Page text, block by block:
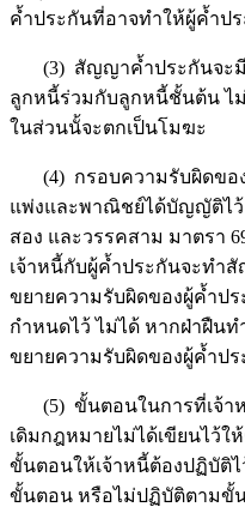
ค้ำประกันที่อาจทำให้ผู้ค้ำป
(3) สัญญาค้ำประกันจะมี
ลูกหนี้ร่วมกับลูกหนี้ชั้นต้น ไ
ในส่วนนั้จะตกเป็นโมฆะ
(4) กรอบความรับผิดขอ
แพ่งและพาณิชย์ได้บัญญัติไว้
สอง และวรรคสาม มาตรา
เจ้าหนี้กับผู้ค้ำประกันจะทำ
ขยายความรับผิดของผู้ค้ำป
กำหนดไว้ ไม่ได้ หากฝ่าฝืน
ขยายความรับผิดของผู้ค้ำป
(5) ขั้นตอนในการที่เจ้าห
เดิมกฎหมายไม่ได้เขียนไว้
ขั้นตอนให้เจ้าหนี้ต้องปฏิบัติ
ขั้นตอน หรือไม่ปฏิบัติตามขั้